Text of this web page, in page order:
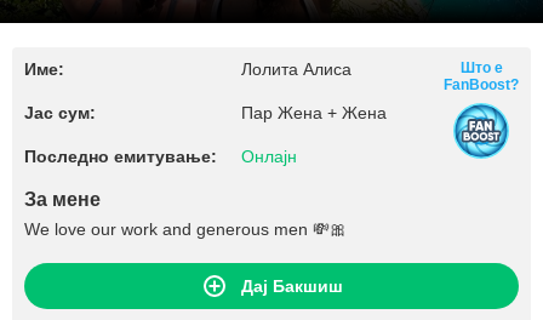
Име: Лолита Алиса
Јас сум: Пар Жена + Жена
Последно емитување: Онлајн
Што е
FanBoost?
За мене
We love our work and generous men 💸🎀
Дај Бакшиш